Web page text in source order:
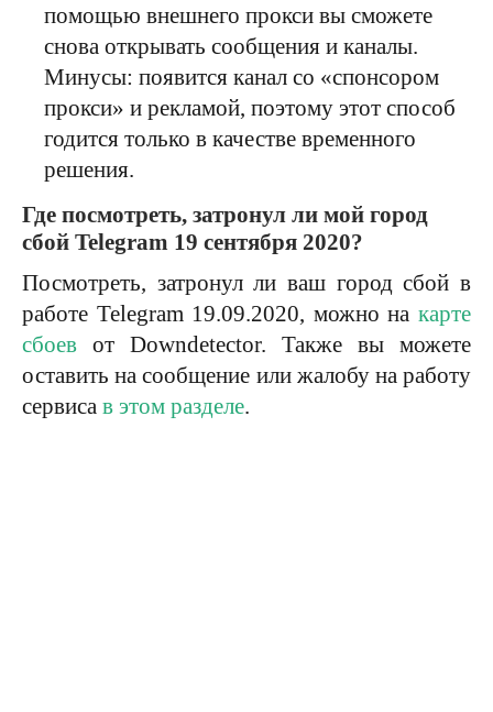
помощью внешнего прокси вы сможете
снова открывать сообщения и каналы.
Минусы: появится канал со «спонсором
прокси» и рекламой, поэтому этот способ
годится только в качестве временного
решения.
Где посмотреть, затронул ли мой город
сбой Telegram 19 сентября 2020?
Посмотреть, затронул ли ваш город сбой в
работе Telegram 19.09.2020, можно на карте
сбоев от Downdetector. Также вы можете
оставить на сообщение или жалобу на работу
сервиса в этом разделе.